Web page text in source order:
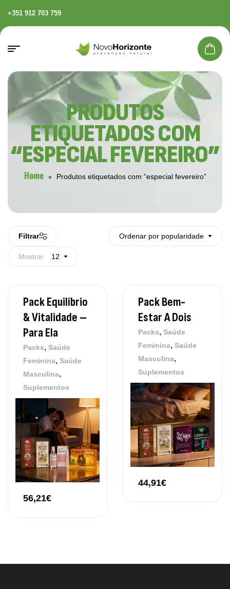
+351 912 703 759
PRODUTOS
ETIQUETADOS COM
“ESPECIAL FEVEREIRO”
Home Produtos etiquetados com “especial fevereiro”
Filtrar Ordenar por popularidade
Mostrar 12
Pack Equilíbrio
& Vitalidade –
Para Ela
Packs, Saúde
Feminina, Saúde
Masculina,
Suplementos
56,21€
Pack Bem-
Estar A Dois
Packs, Saúde
Feminina, Saúde
Masculina,
Suplementos
44,91€